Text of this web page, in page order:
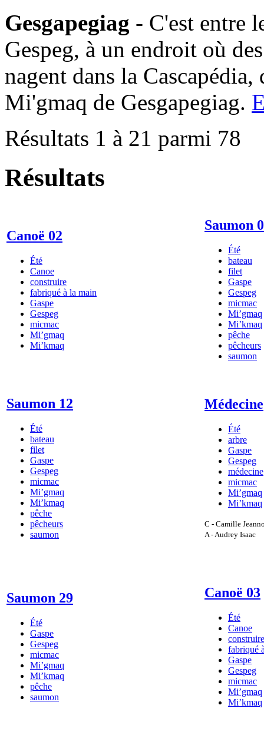
Gesgapegiag - C'est entre
Gespeg, à un endroit où
nagent dans la
Mi'gmaq de Gesgapegiag.
Résultats 1 à 21 parmi 78
Résultats
Canoë 02
Été
Canoe
construire
fabriqué à la main
Gaspe
Gespeg
micmac
Mi’gmaq
Mi’kmaq
Saumon
Été
bateau
filet
Gaspe
Gespeg
micmac
Mi’gmaq
Mi’kmaq
pêche
pêcheurs
saumon
Saumon 12
Été
bateau
filet
Gaspe
Gespeg
micmac
Mi’gmaq
Mi’kmaq
pêche
pêcheurs
saumon
Médecine
Été
arbre
Gaspe
Gespeg
médecine
micmac
Mi’gmaq
Mi’kmaq
C - Camille
A - Audrey Isaac
Saumon 29
Été
Gaspe
Gespeg
micmac
Mi’gmaq
Mi’kmaq
pêche
saumon
Canoë 03
Été
Canoe
construire
fabriqué
Gaspe
Gespeg
micmac
Mi’gmaq
Mi’kmaq